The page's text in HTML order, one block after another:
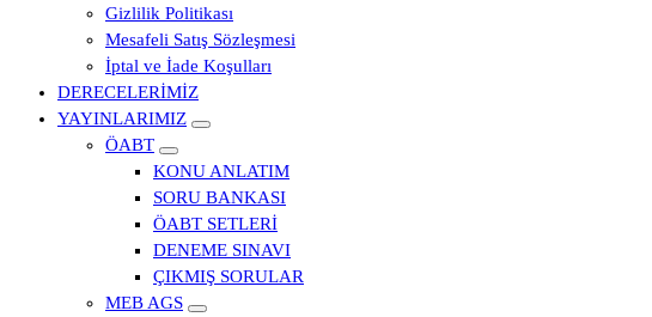
Gizlilik Politikası
Mesafeli Satış Sözleşmesi
İptal ve İade Koşulları
DERECELERİMİZ
YAYINLARIMIZ
ÖABT
KONU ANLATIM
SORU BANKASI
ÖABT SETLERİ
DENEME SINAVI
ÇIKMIŞ SORULAR
MEB AGS